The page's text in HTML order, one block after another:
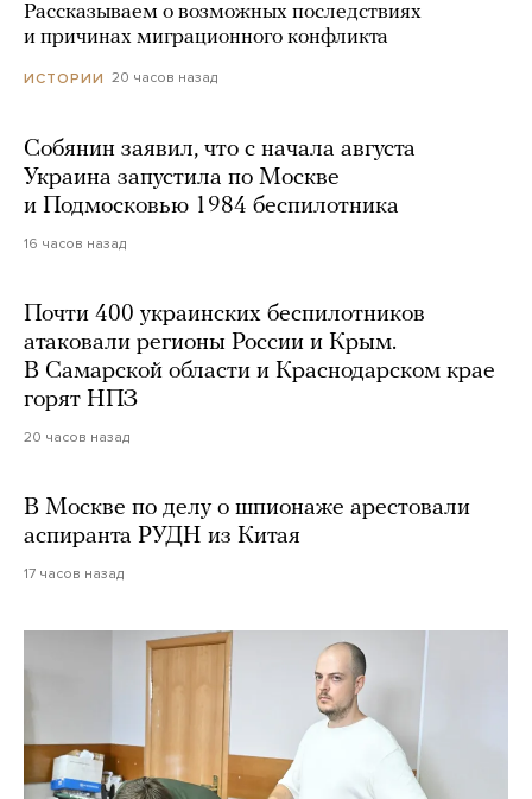
Рассказываем о возможных последствиях
и причинах миграционного конфликта
ИСТОРИИ 20 часов назад
Собянин заявил, что с начала августа
Украина запустила по Москве
и Подмосковью 1984 беспилотника
16 часов назад
Почти 400 украинских беспилотников
атаковали регионы России и Крым.
В Самарской области и Краснодарском крае
горят НПЗ
20 часов назад
В Москве по делу о шпионаже арестовали
аспиранта РУДН из Китая
17 часов назад